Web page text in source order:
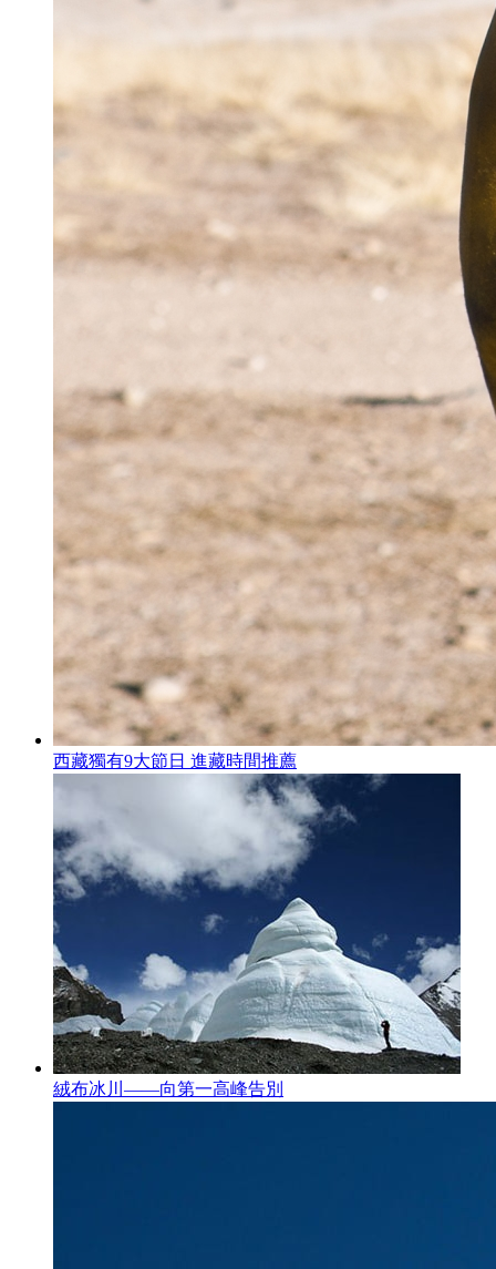
西藏獨有9大節日 進藏時間推薦
絨布冰川——向第一高峰告別